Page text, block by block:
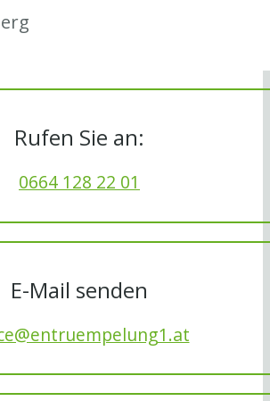
Rufen Sie an:
0664 128 22 01
E-Mail senden